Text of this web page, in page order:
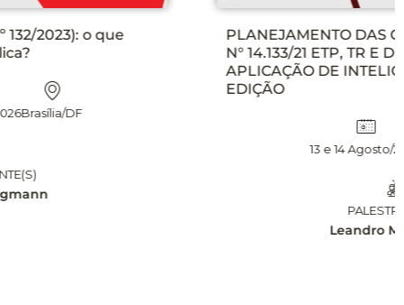
PLANEJAMENTO DAS CONTRATAÇÕES NA LEI
N° 14.133/21 ETP, TR E DFD NA PRÁTICA, COM
APLICAÇÃO DE INTELIGÊNCIA ARTIFICIAL – 2°
EDIÇÃO